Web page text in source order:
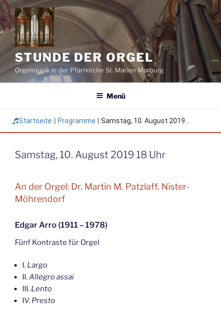
Zum
Inhalt
springen
STUNDE DER ORGEL
Orgelmusik in der Pfarrkirche St. Marien Marburg
Menü
Startseite Programme Samstag, 10. August 2019...
Samstag, 10. August 2019 18 Uhr
An der Orgel: Dr. Martin M. Patzlaff, Nister-
Möhrendorf
Edgar Arro (1911 – 1978)
Fünf Kontraste für Orgel
I. Largo
II.Allegro assai
III. Lento
IV. Presto